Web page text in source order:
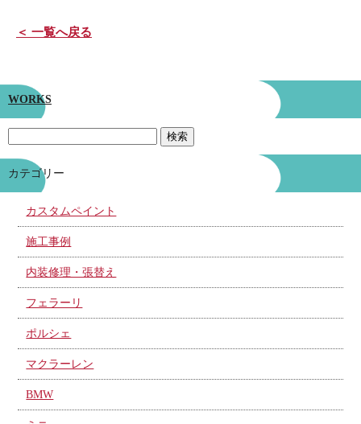
＜ 一覧へ戻る
WORKS
カテゴリー
カスタムペイント
施工事例
内装修理・張替え
フェラーリ
ポルシェ
マクラーレン
BMW